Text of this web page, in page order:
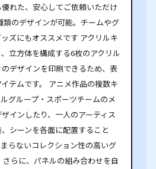
れた、安心してご依頼いただけ
類のデザインが可能。チームやグ
ズにもオススメです アクリルキ
立方体を構成する6枚のアクリル
デザインを印刷できるため、表
テムです。 アニメ作品の複数キ
グループ・スポーツチームのメ
インしたり、一人のアーティス
シーンを各面に配置すること
らないコレクション性の高いグ
さらに、パネルの組み合わせを自